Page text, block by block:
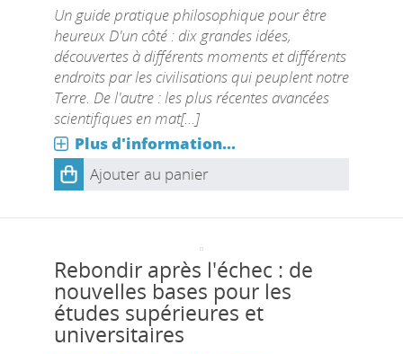
Un guide pratique philosophique pour être
heureux D'un côté : dix grandes idées,
découvertes à différents moments et différents
endroits par les civilisations qui peuplent notre
Terre. De l'autre : les plus récentes avancées
scientifiques en mat[...]
Plus d'information...
Ajouter au panier
Rebondir après l'échec : de
nouvelles bases pour les
études supérieures et
universitaires